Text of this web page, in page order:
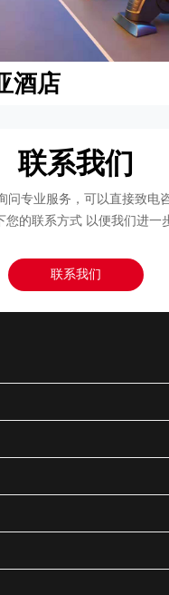
酒店
联系我们
问专业服务，可以直接致电
您的联系方式 以便我们进一
联系我们